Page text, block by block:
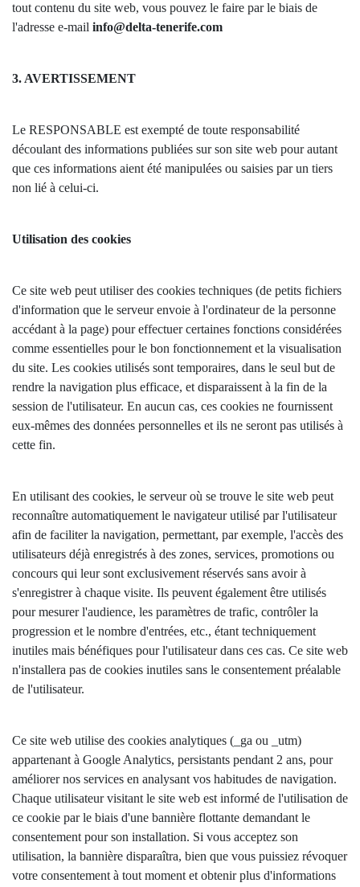
tout contenu du site web, vous pouvez le faire par le biais de
l'adresse e-mail info@delta-tenerife.com
3. AVERTISSEMENT
Le RESPONSABLE est exempté de toute responsabilité
découlant des informations publiées sur son site web pour autant
que ces informations aient été manipulées ou saisies par un tiers
non lié à celui-ci.
Utilisation des cookies
Ce site web peut utiliser des cookies techniques (de petits fichiers
d'information que le serveur envoie à l'ordinateur de la personne
accédant à la page) pour effectuer certaines fonctions considérées
comme essentielles pour le bon fonctionnement et la visualisation
du site. Les cookies utilisés sont temporaires, dans le seul but de
rendre la navigation plus efficace, et disparaissent à la fin de la
session de l'utilisateur. En aucun cas, ces cookies ne fournissent
eux-mêmes des données personnelles et ils ne seront pas utilisés à
cette fin.
En utilisant des cookies, le serveur où se trouve le site web peut
reconnaître automatiquement le navigateur utilisé par l'utilisateur
afin de faciliter la navigation, permettant, par exemple, l'accès des
utilisateurs déjà enregistrés à des zones, services, promotions ou
concours qui leur sont exclusivement réservés sans avoir à
s'enregistrer à chaque visite. Ils peuvent également être utilisés
pour mesurer l'audience, les paramètres de trafic, contrôler la
progression et le nombre d'entrées, etc., étant techniquement
inutiles mais bénéfiques pour l'utilisateur dans ces cas. Ce site web
n'installera pas de cookies inutiles sans le consentement préalable
de l'utilisateur.
Ce site web utilise des cookies analytiques (_ga ou _utm)
appartenant à Google Analytics, persistants pendant 2 ans, pour
améliorer nos services en analysant vos habitudes de navigation.
Chaque utilisateur visitant le site web est informé de l'utilisation de
ce cookie par le biais d'une bannière flottante demandant le
consentement pour son installation. Si vous acceptez son
utilisation, la bannière disparaîtra, bien que vous puissiez révoquer
votre consentement à tout moment et obtenir plus d'informations